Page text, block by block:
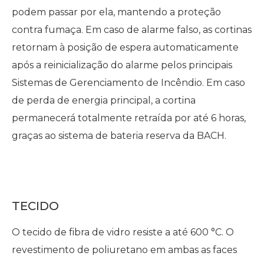
podem passar por ela, mantendo a proteção
contra fumaça. Em caso de alarme falso, as cortinas
retornam à posição de espera automaticamente
após a reinicialização do alarme pelos principais
Sistemas de Gerenciamento de Incêndio. Em caso
de perda de energia principal, a cortina
permanecerá totalmente retraída por até 6 horas,
graças ao sistema de bateria reserva da BACH.
TECIDO
O tecido de fibra de vidro resiste a até 600 °C. O
revestimento de poliuretano em ambas as faces